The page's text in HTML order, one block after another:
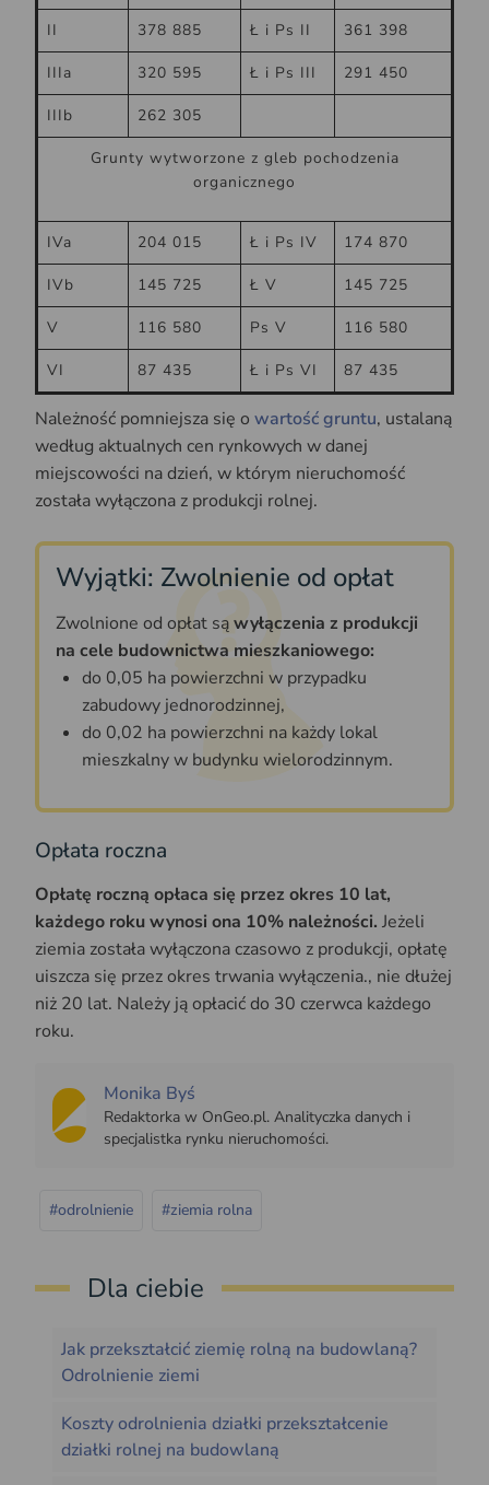
II 378 885 Ł i Ps II 361 398
IIIa 320 595 Ł i Ps III 291 450
IIIb 262 305
Grunty wytworzone z gleb pochodzenia
organicznego
IVa 204 015 Ł i Ps IV 174 870
IVb 145 725 Ł V 145 725
V 116 580 Ps V 116 580
VI 87 435 Ł i Ps VI 87 435
Należność pomniejsza się o wartość gruntu, ustalaną
według aktualnych cen rynkowych w danej
miejscowości na dzień, w którym nieruchomość
została wyłączona z produkcji rolnej.
Wyjątki: Zwolnienie od opłat
Zwolnione od opłat sąwyłączenia z produkcji
na cele budownictwa mieszkaniowego:
do 0,05 ha powierzchni w przypadku
zabudowy jednorodzinnej,
do 0,02 ha powierzchni na każdy lokal
mieszkalny w budynku wielorodzinnym.
Opłata roczna
Opłatę roczną opłaca się przez okres 10 lat,
każdego roku wynosi ona 10% należności. Jeżeli
ziemia została wyłączona czasowo z produkcji, opłatę
uiszcza się przez okres trwania wyłączenia., nie dłużej
niż 20 lat. Należy ją opłacić do 30 czerwca każdego
roku.
Monika Byś
Redaktorka w OnGeo.pl. Analityczka danych i
specjalistka rynku nieruchomości.
#odrolnienie #ziemia rolna
Dla ciebie
Jak przekształcić ziemię rolną na budowlaną?
Odrolnienie ziemi
Koszty odrolnienia działki przekształcenie
działki rolnej na budowlaną